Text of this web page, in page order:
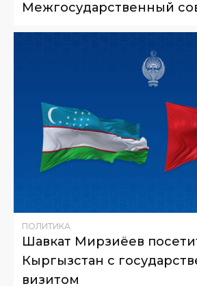
Межгосударственный
ПОЛИТИКА
Шавкат Мирзиёев
Кыргызстан с
визитом